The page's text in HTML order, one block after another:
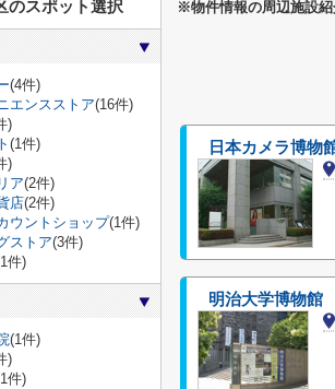
※物件情報の周辺施設紹
日本カメラ博物
明治大学博物館
のスポット選択
(4件)
エンスストア(16件)
)
(1件)
)
ア(2件)
店(2件)
ウントショップ(1件)
ストア(3件)
件)
(1件)
)
件)